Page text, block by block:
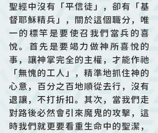
聖經中沒有「平信徒」，卻有「基
督耶穌精兵」，關於這個職分，唯
一的標竿是要使召我們當兵的喜
悅。首先是要竭力做神所喜悅的
事，讓神掌完全的主權，才能作祂
「無愧的工人」，精準地抓住神的
心意，百分之百地順從去行，沒有
退讓，不打折扣。其次，當我們走
對路後必然會引來魔鬼的攻擊，這
時我們就更要看重生命中的聖潔，